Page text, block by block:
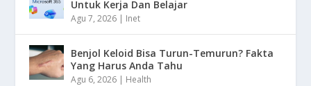
Untuk Kerja Dan Belajar
Agu 7, 2026 | Inet
Benjol Keloid Bisa Turun-Temurun? Fakta
Yang Harus Anda Tahu
Agu 6, 2026 | Health